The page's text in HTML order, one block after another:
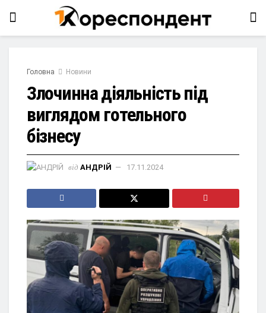
Головна Новини
Злочинна діяльність під
виглядом готельного
бізнесу
від АНДРІЙ 17.11.2024